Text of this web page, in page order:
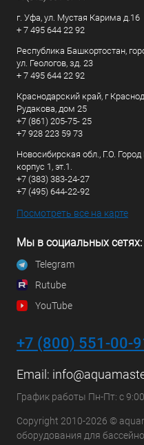
г. Уфа, ул. Мустая Карима д.16
+ 7 495 644 22 92
Республика Башкортостан,
ул. Геологов, зд. 23
+ 7 495 644 22 92
Краснодарский край, г
Рудакова, дом 25
+7 (861) 205-75- 25
+7 928 223 59 73
Новосибирская обл., Г.О.
корпус 1, эт.1.
+7 (383) 383-24-27
+7 (495) 644-22-92
Посмотреть все на карте
Мы в социальных сетях:
Telegram
Rutube
YouTube
+7 (800) 551-00-
Email:
График работы Пн-Пт: с
Copyright 2010-2026 ©
оборудования для